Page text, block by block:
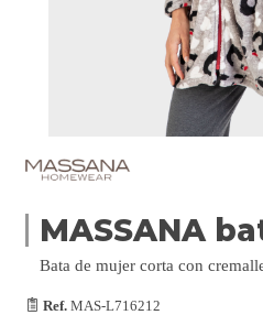
MASSANA
Bata de mujer corta con
Ref. MAS-L716212